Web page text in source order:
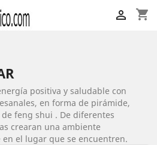
shopping_cart

positiva y saludable con
en forma de pirámide,
feng shui . De diferentes
crearan una ambiente
el lugar que se encuentren.